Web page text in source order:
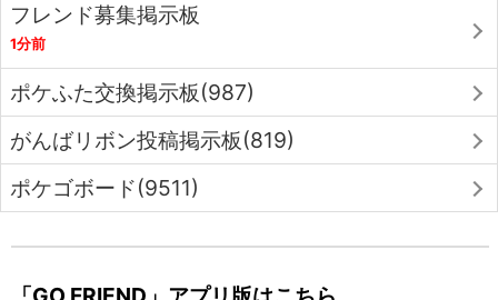
フレンド募集掲示板
1分前
ポケふた交換掲示板(987)
がんばリボン投稿掲示板(819)
ポケゴボード(9511)